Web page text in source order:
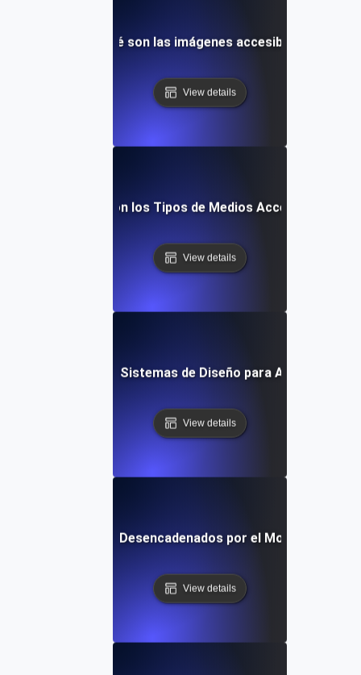
¿Qué son las imágenes accesibles?
View details
¿Qué son los Tipos de Medios Accesibles?
View details
¿Qué son los Sistemas de Diseño para Accesibilidad?
View details
los Trastornos Desencadenados por el Movimiento en
View details